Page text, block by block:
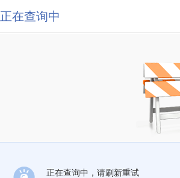
正在查询中
正在查询中，请刷新重试